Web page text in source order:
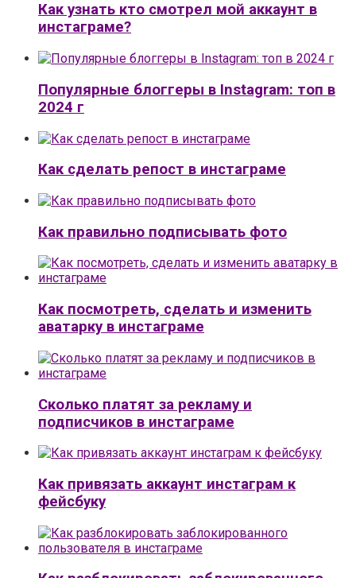
Как узнать кто смотрел мой аккаунт в
инстаграме?
Популярные блоггеры в Instagram: топ в
2024 г
Как сделать репост в инстаграме
Как правильно подписывать фото
Как посмотреть, сделать и изменить
аватарку в инстаграме
Сколько платят за рекламу и
подписчиков в инстаграме
Как привязать аккаунт инстаграм к
фейсбуку